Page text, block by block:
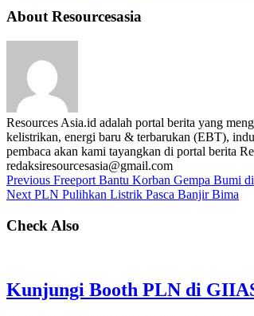
About Resourcesasia
Resources Asia.id adalah portal berita yang
kelistrikan, energi baru & terbarukan (EBT),
pembaca akan kami tayangkan di portal berita
redaksiresourcesasia@gmail.com
Previous Freeport Bantu Korban Gempa Bumi
Next PLN Pulihkan Listrik Pasca Banjir Bima
Check Also
Kunjungi Booth PLN di